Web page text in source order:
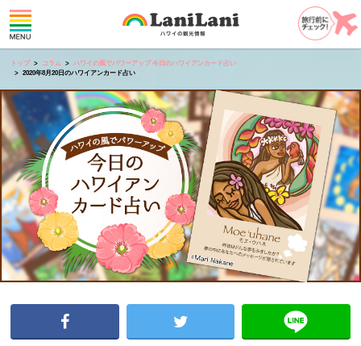
トップ コラム
ハワイの風でパワーアップ 今日のハワイアンカード占い
2020年8月20日のハワイアンカード占い